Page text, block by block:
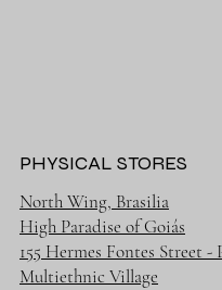
North Wing, Brasilia
High Paradise of Goiás
155 Hermes Fontes Street -
Multiethnic Village
PHYSICAL STORES